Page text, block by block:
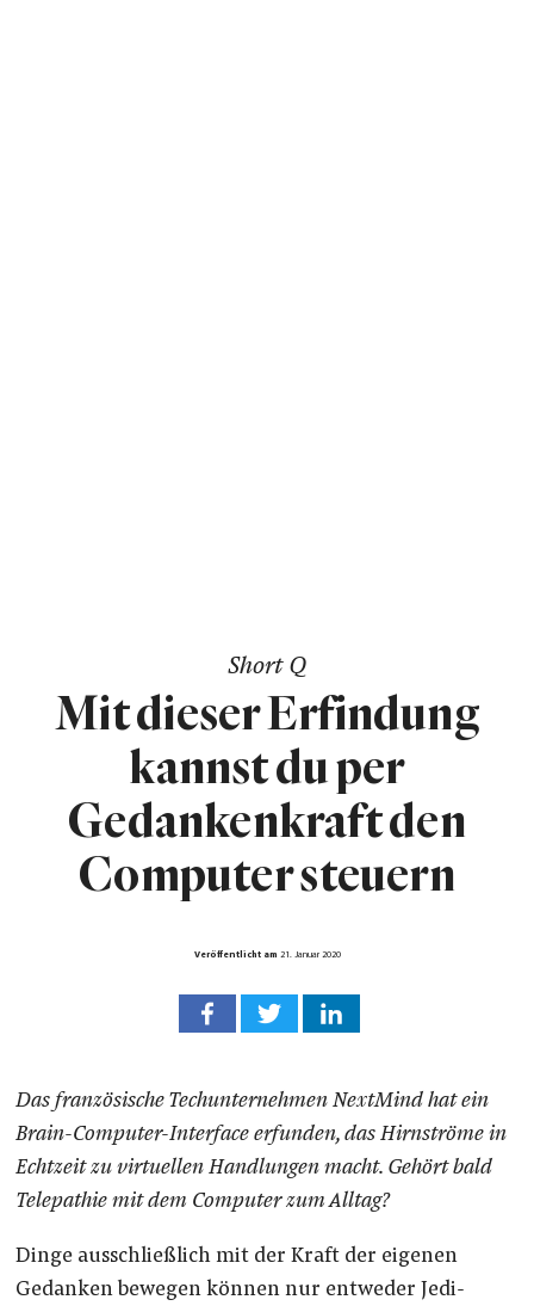
Short Q
Mit dieser Erfindung
kannst du per
Gedankenkraft den
Computer steuern
Veröffentlicht am 21. Januar 2020
Das französische Techunternehmen NextMind hat ein
Brain-Computer-Interface erfunden, das Hirnströme in
Echtzeit zu virtuellen Handlungen macht. Gehört bald
Telepathie mit dem Computer zum Alltag?
Dinge ausschließlich mit der Kraft der eigenen
Gedanken bewegen können nur entweder Jedi-